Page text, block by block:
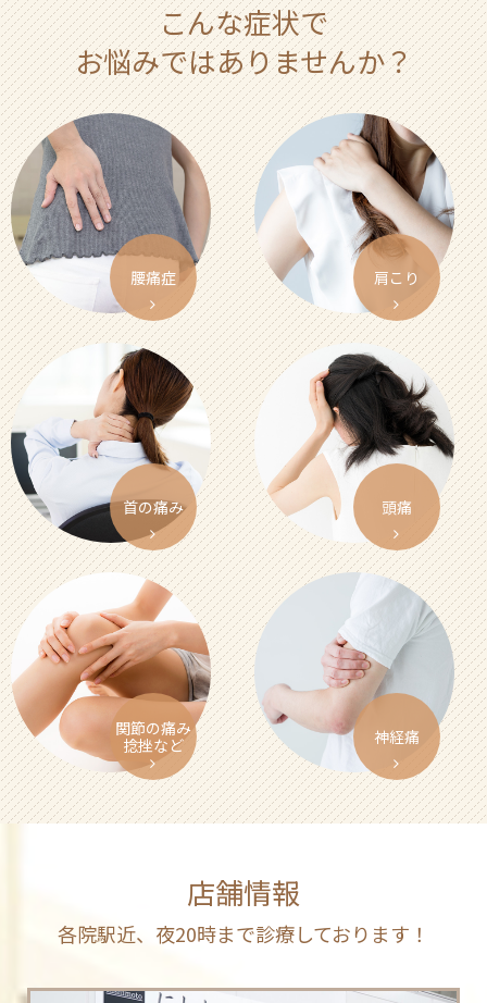
こんな症状で
お悩みではありませんか？
腰痛症 肩こり
首の痛み 頭痛
関節の痛み
捻挫など
神経痛
店舗情報
各院駅近、夜20時まで診療しております！